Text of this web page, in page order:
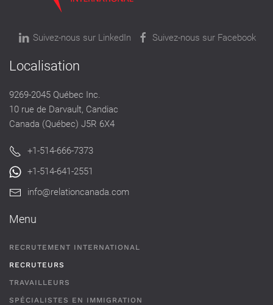
Suivez-nous sur LinkedIn Suivez-nous sur Facebook
Localisation
9269-2045 Québec Inc.
10 rue de Darvault, Candiac
Canada (Québec) J5R 6X4
+1-514-666-7373
+1-514-641-2551
info@relationcanada.com
Menu
RECRUTEMENT INTERNATIONAL
RECRUTEURS
TRAVAILLEURS
SPÉCIALISTES EN IMMIGRATION